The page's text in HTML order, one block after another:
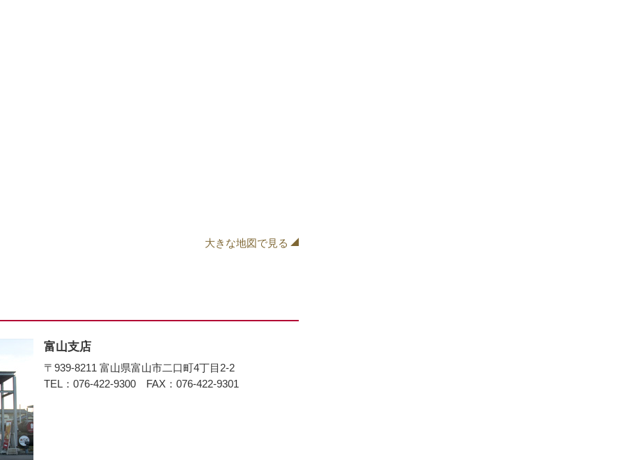
大きな地図で見る
富山支店
〒939-8211 富山県富山市二口町4丁目2-2
TEL：076-422-9300 FAX：076-422-9301